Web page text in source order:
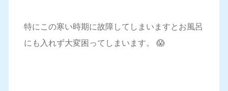
特にこの寒い時期に故障してしまいますとお風呂
にも入れず大変困ってしまいます。 😱